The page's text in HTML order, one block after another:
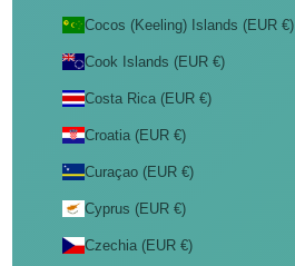
Cocos (Keeling) Islands (EUR €)
Cook Islands (EUR €)
Costa Rica (EUR €)
Croatia (EUR €)
Curaçao (EUR €)
Cyprus (EUR €)
Czechia (EUR €)